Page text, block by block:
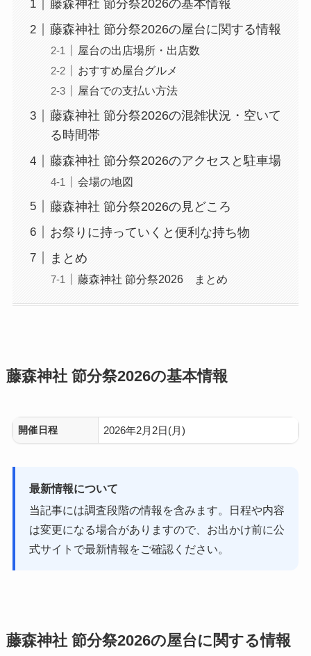
藤森神社 節分祭2026の基本情報
藤森神社 節分祭2026の屋台に関する情報
屋台の出店場所・出店数
おすすめ屋台グルメ
屋台での支払い方法
藤森神社 節分祭2026の混雑状況・空いて
る時間帯
藤森神社 節分祭2026のアクセスと駐車場
会場の地図
藤森神社 節分祭2026の見どころ
お祭りに持っていくと便利な持ち物
まとめ
藤森神社 節分祭2026 まとめ
藤森神社 節分祭2026の基本情報
開催日程 2026年2月2日(月)
最新情報について
当記事には調査段階の情報を含みます。日程や内容
は変更になる場合がありますので、お出かけ前に公
式サイトで最新情報をご確認ください。
藤森神社 節分祭2026の屋台に関する情報